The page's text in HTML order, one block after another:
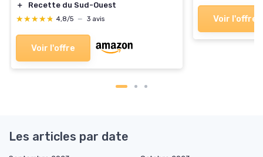
＋
Recette du Sud-Ouest
★★★★★
★★★★★ 4,8/5 — 3 avis
Voir l'offre
Voir l'offre
Les articles par date